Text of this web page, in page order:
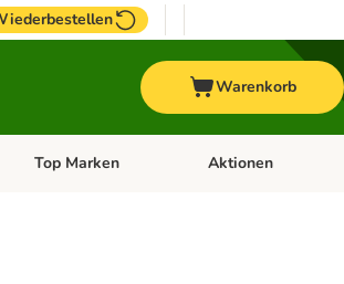
Warenkorb
Tiere
Kategorie-Menü öffnen: Vet & Spezialfutter
Top Marken Kategorie-Menü
Aktionen